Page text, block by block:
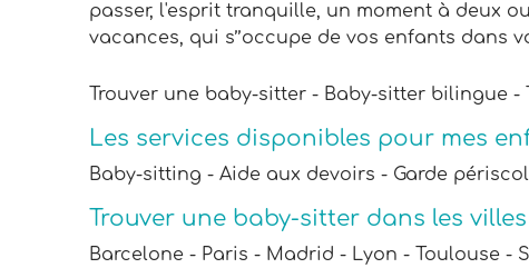
passer, l'esprit tranquille, un moment à deux
vacances, qui s’’occupe de vos enfants
Trouver une baby-sitter - Baby-sitter bilingue
Les services disponibles pour mes
Baby-sitting - Aide aux devoirs - Garde
Trouver une baby-sitter dans les
Barcelone - Paris - Madrid - Lyon - Toulouse -